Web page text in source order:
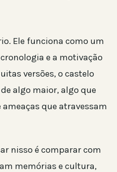
Ele funciona como um
e a motivação
versões, o castelo
algo maior, algo que
que atravessam
nisso é comparar com
memórias e cultura,